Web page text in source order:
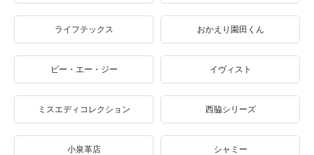
ライフテックス おかえり園田くん
ビー・エー・ジー イヴィスト
ミスエディコレクション 西脇シリーズ
小泉革店 シャミー